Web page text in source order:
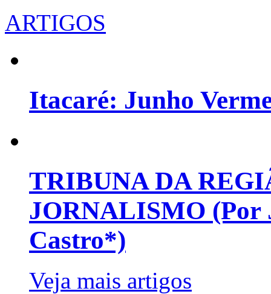
ARTIGOS
Itacaré: Junho
TRIBUNA DA
JORNALISMO (Por
Castro*)
Veja mais artigos